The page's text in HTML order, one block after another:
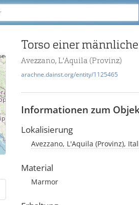
.
Torso einer
Avezzano, L'Aquila (Provinz)
arachne.dainst.org/entity/1125465
Informationen zum
Lokalisierung
Avezzano, L'Aquila (Provinz),
Material
Marmor